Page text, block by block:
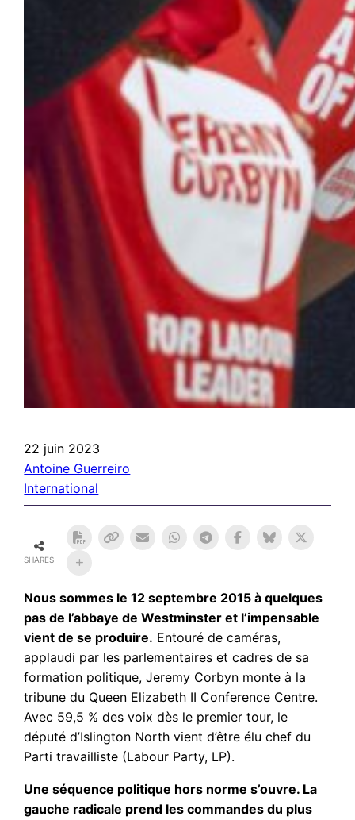
22 juin 2023
Antoine Guerreiro
International
SHARES
Nous sommes le 12 septembre 2015 à quelques
pas de l’abbaye de Westminster et l’impensable
vient de se produire. Entouré de caméras,
applaudi par les parlementaires et cadres de sa
formation politique, Jeremy Corbyn monte à la
tribune du Queen Elizabeth II Conference Centre.
Avec 59,5 % des voix dès le premier tour, le
député d’Islington North vient d’être élu chef du
Parti travailliste (Labour Party, LP).
Une séquence politique hors norme s’ouvre. La
gauche radicale prend les commandes du plus